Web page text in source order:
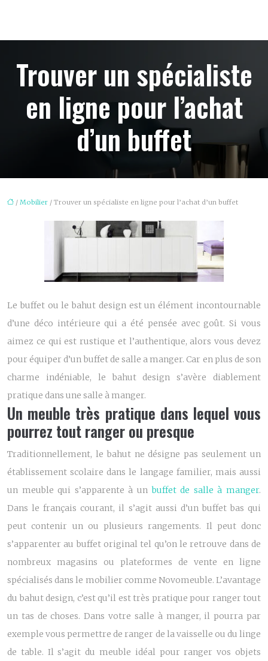
Trouver un spécialiste
en ligne pour l’achat
d’un buffet
/ Mobilier / Trouver un spécialiste en ligne pour l’achat d’un buffet
Le buffet ou lebahut design est un élément incontournable
d’une déco intérieure qui a été pensée avec goût. Si vous
aimez ce qui est rustique et l’authentique, alors vous devez
pour équiper d’un buffet de salle a manger. Car en plus de son
charme indéniable, le bahut design s’avère diablement
pratique dans une salle à manger.
Un meuble très pratique dans lequel vous
pourrez tout ranger ou presque
Traditionnellement, le bahut ne désigne pas seulement un
établissement scolaire dans le langage familier, mais aussi
un meuble qui s’apparente à unbuffet de salle à manger.
Dans le français courant, il s’agit aussi d’un buffet bas qui
peut contenir un ou plusieurs rangements. Il peut donc
s’apparenter au buffet original tel qu’on le retrouve dans de
nombreux magasins ou plateformes de vente en ligne
spécialisés dans le mobilier comme Novomeuble. L’avantage
du bahut design, c’est qu’il est très pratique pour ranger tout
un tas de choses. Dans votre salle à manger, il pourra par
exemple vous permettre de ranger de la vaisselle ou du linge
de table. Il s’agit du meuble idéal pour ranger vos objets